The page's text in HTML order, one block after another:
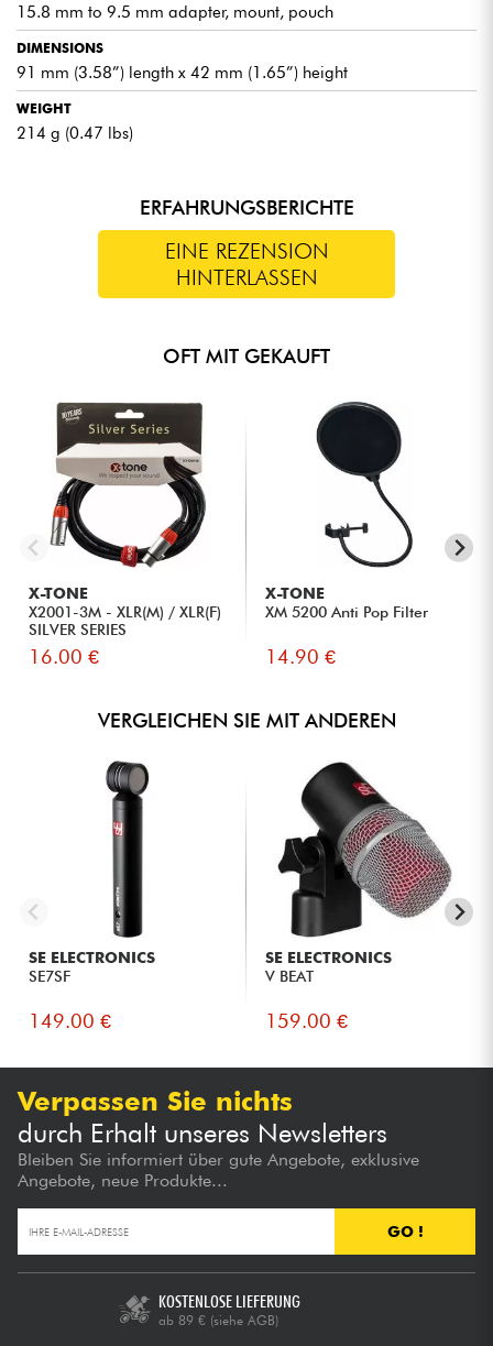
15.8 mm to 9.5 mm adapter, mount, pouch
DIMENSIONS
91 mm (3.58”) length x 42 mm (1.65”) height
WEIGHT
214 g (0.47 lbs)
ERFAHRUNGSBERICHTE
EINE REZENSION
HINTERLASSEN
OFT MIT GEKAUFT
X-TONE
X2001-3M - XLR(M) / XLR(F)
SILVER SERIES
16.00 €
X-TONE
XM 5200 Anti Pop Filter
14.90 €
VERGLEICHEN SIE MIT ANDEREN
SE ELECTRONICS
SE7SF
149.00 €
SE ELECTRONICS
V BEAT
159.00 €
Verpassen Sie nichts
durch Erhalt unseres Newsletters
Bleiben Sie informiert über gute Angebote, exklusive
Angebote, neue Produkte...
GO !
KOSTENLOSE LIEFERUNG
ab 89 € (siehe AGB)